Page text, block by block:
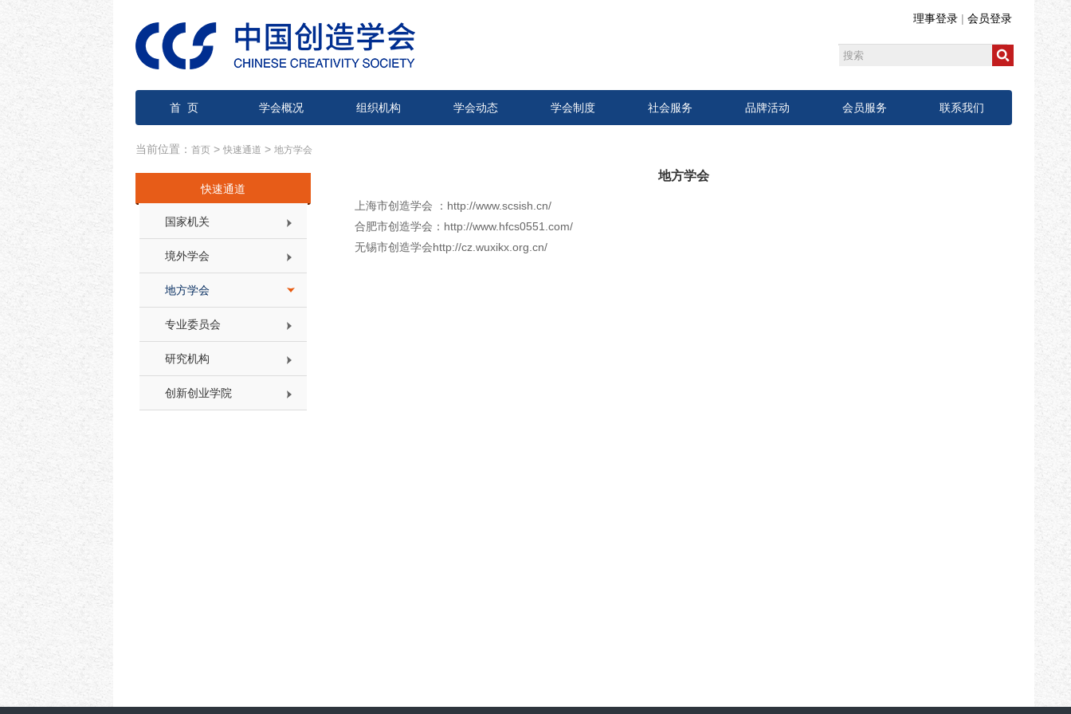
理事登录 | 会员登录
首 页 学会概况 组织机构 学会动态 学会制度 社会服务 品牌活动 会员服务 联系我们
当前位置： 首页 > 快速通道 > 地方学会
快速通道
国家机关
境外学会
地方学会
专业委员会
研究机构
创新创业学院
地方学会
上海市创造学会 ： http://www.scsish.cn/
合肥市创造学会： http://www.hfcs0551.com/
无锡市创造学会http://cz.wuxikx.org.cn/